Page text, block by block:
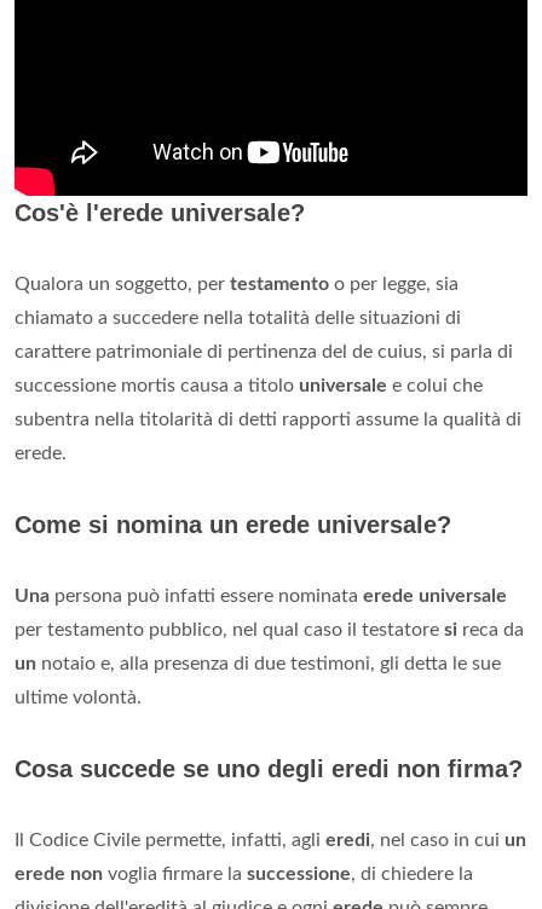
Cos'è l'erede universale?
Qualora un soggetto, per testamento o per legge, sia
chiamato a succedere nella totalità delle situazioni di
carattere patrimoniale di pertinenza del de cuius, si parla di
successione mortis causa a titolo universale e colui che
subentra nella titolarità di detti rapporti assume la qualità di
erede.
Come si nomina un erede universale?
Una persona può infatti essere nominata erede universale
per testamento pubblico, nel qual caso il testatore si reca da
un notaio e, alla presenza di due testimoni, gli detta le sue
ultime volontà.
Cosa succede se uno degli eredi non firma?
Il Codice Civile permette, infatti, agli eredi, nel caso in cui un
erede non voglia firmare la successione, di chiedere la